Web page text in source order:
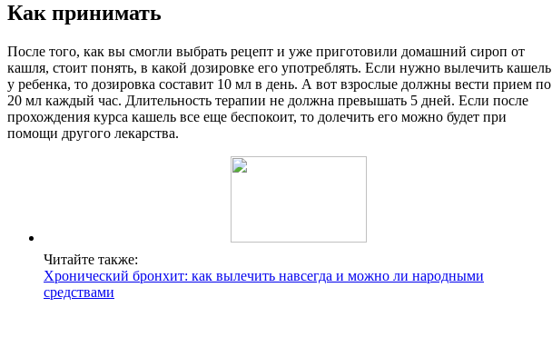
Как принимать
После того, как вы смогли выбрать рецепт и уже приготовили домашний сироп от
кашля, стоит понять, в какой дозировке его употреблять. Если нужно вылечить кашель
у ребенка, то дозировка составит 10 мл в день. А вот взрослые должны вести прием по
20 мл каждый час. Длительность терапии не должна превышать 5 дней. Если после
прохождения курса кашель все еще беспокоит, то долечить его можно будет при
помощи другого лекарства.
Читайте также:
Хронический бронхит: как вылечить навсегда и можно ли народными
средствами